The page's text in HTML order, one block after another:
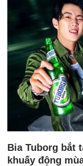
Bia Tuborg bắt
khuấy động